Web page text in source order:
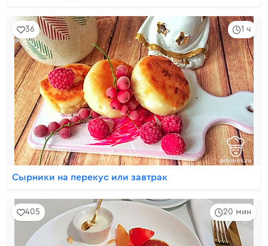
1 ч
36
Сырники на перекус или завтрак
20 мин
405